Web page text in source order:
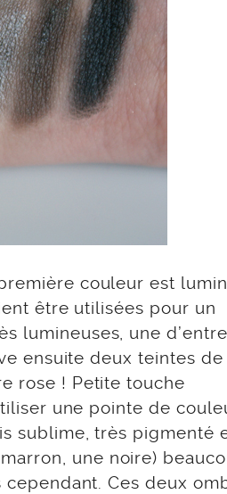
couleur est
être utilisées pour un
lumineuses, une
ensuite deux teintes de
rose ! Petite touche
une pointe de
sublime, très pigmenté
une noire)
Ces deux